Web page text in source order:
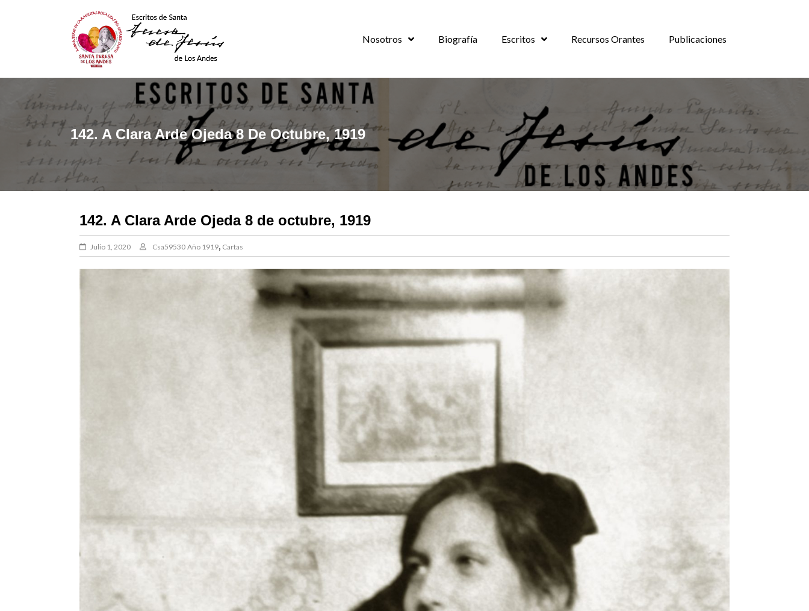
Escritos De Santa Teresa
De Los Andes
Nosotros Biografía Escritos Recursos Orantes Publicaciones
142. A Clara Arde Ojeda 8 De Octubre, 1919
142. A Clara Arde Ojeda 8 de octubre, 1919
Julio 1, 2020 Csa59530 Año 1919, Cartas